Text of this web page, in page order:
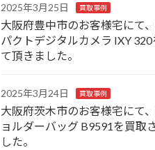
2025年3月25日 買取事例
大阪府豊中市のお客様宅にて
パクトデジタルカメラ IXY
て頂きました。
2025年3月24日 買取事例
大阪府茨木市のお客様宅にて
ョルダーバッグ B9591を買取
した。